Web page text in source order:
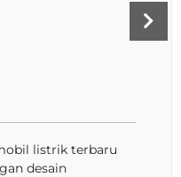
listrik terbaru
desain